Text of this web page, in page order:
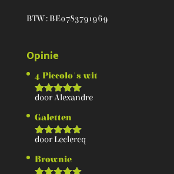
BTW : BE0783791969
Opinie
4 Piccolo's wit
Score5
door Alexandre
Galetten
Score5
door Leclercq
Brownie